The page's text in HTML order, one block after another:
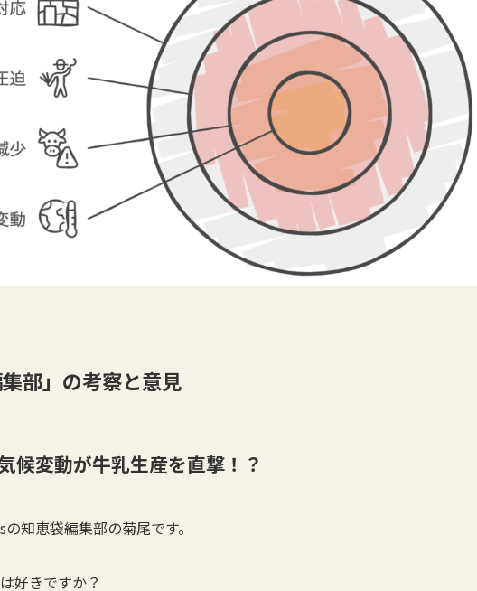
集部」の考察と意見
候変動が牛乳生産を直撃！？
知恵袋編集部の菊尾です。
好きですか？